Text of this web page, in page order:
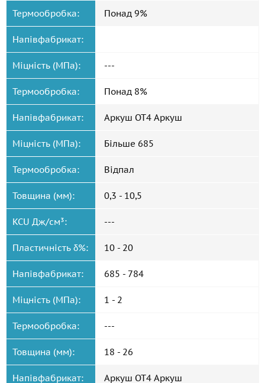
Термообробка: Понад 9%
Напівфабрикат:
Міцність (МПа): ---
Термообробка: Понад 8%
Напівфабрикат: Аркуш ОТ4 Аркуш
Міцність (МПа): Більше 685
Термообробка: Відпал
Товщина (мм): 0,3 - 10,5
KCU Дж/см³: ---
Пластичність δ%: 10 - 20
Напівфабрикат: 685 - 784
Міцність (МПа): 1 - 2
Термообробка: ---
Товщина (мм): 18 - 26
Напівфабрикат: Аркуш ОТ4 Аркуш